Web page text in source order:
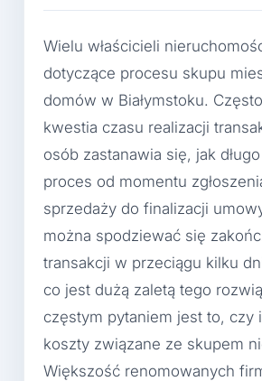
Wielu właścicieli
dotyczące procesu skupu
domów w Białymstoku.
kwestia czasu realizacji
osób zastanawia się, jak
proces od momentu
sprzedaży do finalizacji
można spodziewać się
transakcji w przeciągu kilku
co jest dużą zaletą tego
częstym pytaniem jest to, czy
koszty związane ze skupem
Większość renomowanych